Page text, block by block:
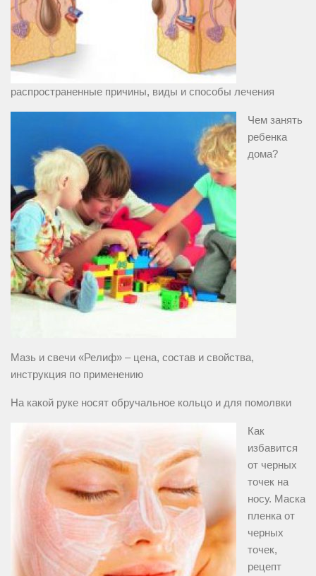
распространенные причины, виды и способы лечения
Чем занять
ребенка
дома?
Мазь и свечи «Релиф» – цена, состав и свойства,
инструкция по применению
На какой руке носят обручальное кольцо и для помолвки
Как
избавится
от черных
точек на
носу. Маска
пленка от
черных
точек,
рецепт